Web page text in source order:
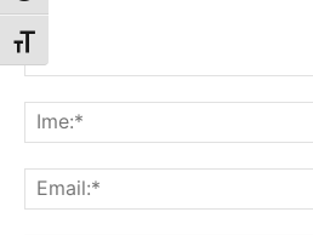
Toggle Font size